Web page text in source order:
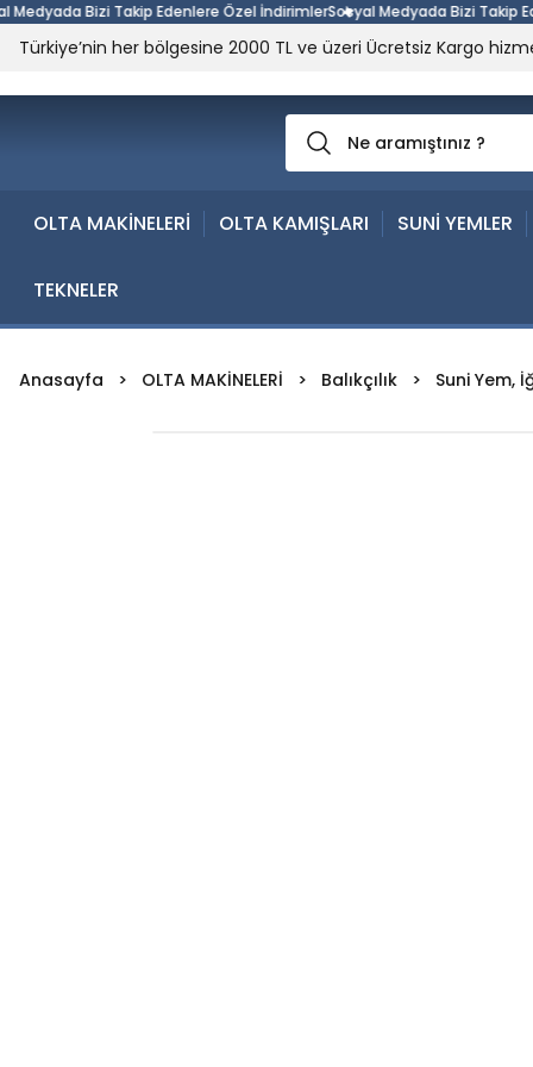
Bizi Takip Edenlere Özel İndirimlerSosyal Medyada Bizi Takip
Türkiye’nin her bölgesine 2000 TL ve üzeri Ücretsiz Kargo
OLTA MAKİNELERİ OLTA KAMIŞLARI SUNİ YEMLER
TEKNELER
Anasayfa OLTA MAKİNELERİ Balıkçılık Suni Yem,